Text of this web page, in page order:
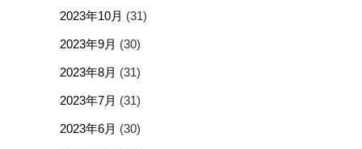
2023年10月 (31)
2023年9月 (30)
2023年8月 (31)
2023年7月 (31)
2023年6月 (30)